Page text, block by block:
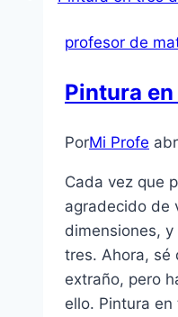
profesor de
Pintura
PorMi Profe
Cada vez que
agradecido de
dimensiones,
tres. Ahora, sé
extraño, pero
ello. Pintura